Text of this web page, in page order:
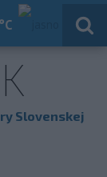
Slovenskej